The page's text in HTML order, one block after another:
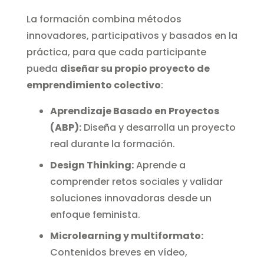
La formación combina métodos
innovadores, participativos y basados en la
práctica, para que cada participante
pueda diseñar su propio proyecto de
emprendimiento colectivo:
Aprendizaje Basado en Proyectos
(ABP):Diseña y desarrolla un proyecto
real durante la formación.
Design Thinking:Aprende a
comprender retos sociales y validar
soluciones innovadoras desde un
enfoque feminista.
Microlearning y multiformato:
Contenidos breves en vídeo,